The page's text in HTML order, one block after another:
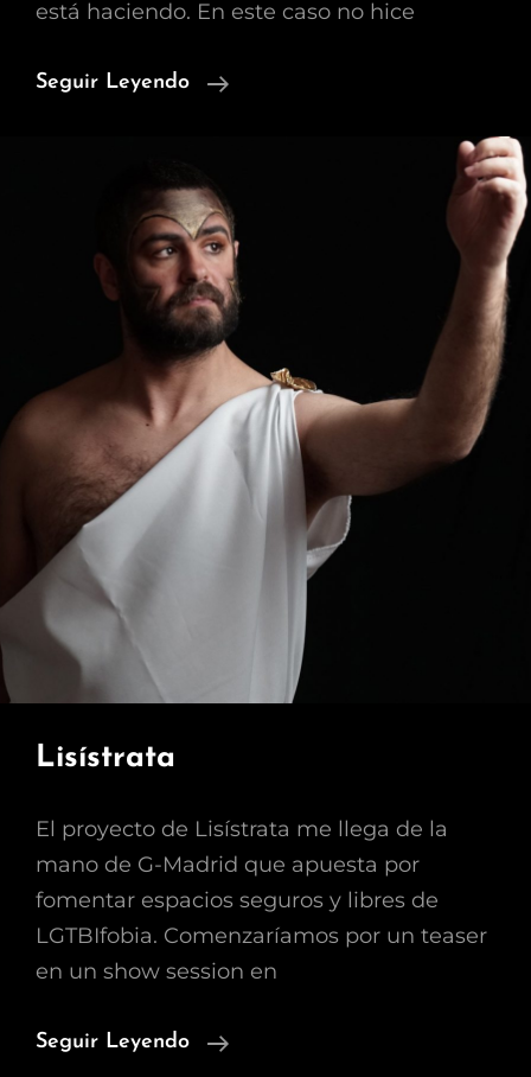
está haciendo. En este caso no hice
Seguir Leyendo
Più
Lisístrata
El proyecto de Lisístrata me llega de la
mano de G-Madrid que apuesta por
fomentar espacios seguros y libres de
LGTBIfobia. Comenzaríamos por un teaser
en un show session en
Seguir Leyendo Lisístrata